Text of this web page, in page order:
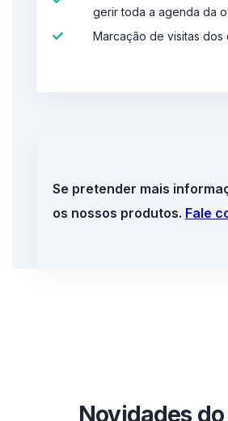
gerir toda a agenda da
Marcação de visitas dos
Se pretender mais
os nossos produtos. Fale
Novidades